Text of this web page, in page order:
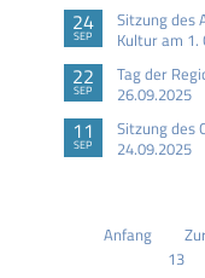
24
SEP
Sitzung des
Kultur am
22
SEP
Tag der
26.09.2025
11
SEP
Sitzung des
24.09.2025
Anfang
13